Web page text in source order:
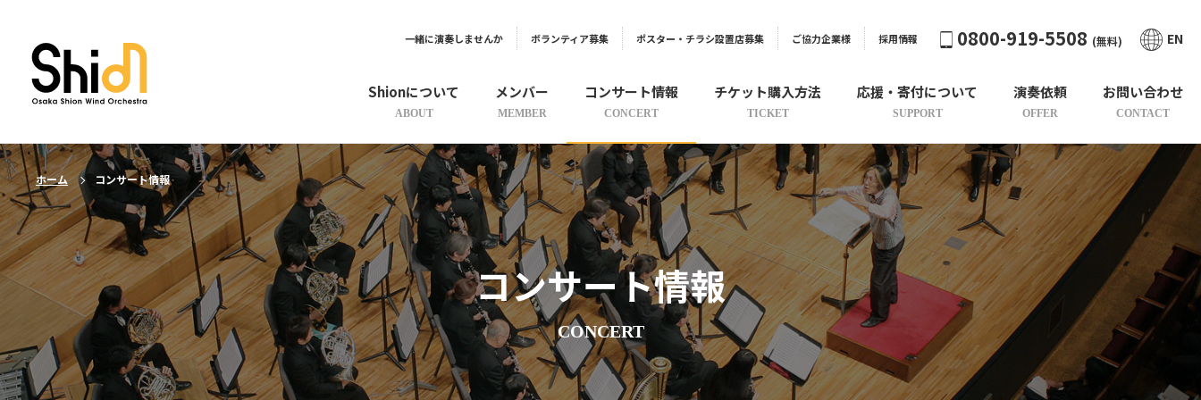
Shionについて
ABOUT
メンバー
MEMBER
コンサート情報
CONCERT
チケット購入方法
TICKET
応援・寄付について
SUPPORT
演奏依頼
OFFER
お問い合わせ
CONTACT
一緒に演奏しませんか ボランティア募集 ポスター・チラシ設置店募集 ご協力企業様 採用情報 0800-919-5508 (無料) EN
ホーム コンサート情報
コンサート情報
CONCERT